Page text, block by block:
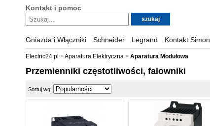
Kontakt i pomoc
Gniazda i Włączniki Schneider Legrand Kontakt Simon
Electric24.pl Aparatura Elektryczna Aparatura Modułowa
Przemienniki częstotliwości, falowniki
Sortuj wg: